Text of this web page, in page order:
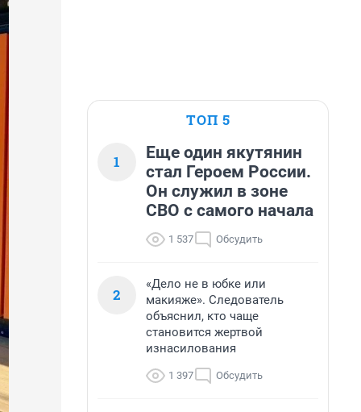
ТОП 5
1
Еще один якутянин
стал Героем России.
Он служил в зоне
СВО с самого начала
1 537 Обсудить
2
«Дело не в юбке или
макияже». Следователь
объяснил, кто чаще
становится жертвой
изнасилования
1 397 Обсудить